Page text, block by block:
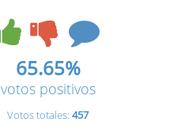
65.65%
votos positivos
Votos totales:457